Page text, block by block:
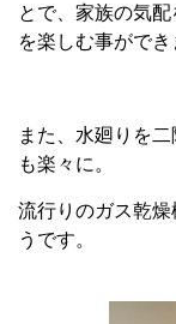
とで、家族の気
を楽しむ事ができ
また、水廻りを
も楽々に。
流行りのガス乾
うです。